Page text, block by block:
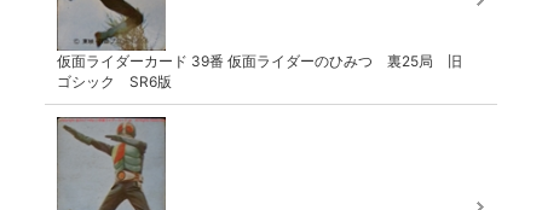
仮面ライダーカード 39番 仮面ライダーのひみつ 裏25局 旧
ゴシック SR6版